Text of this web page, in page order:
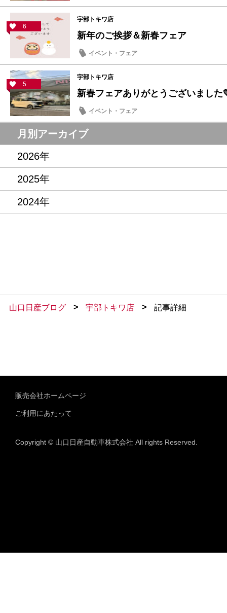
6
宇部トキワ店
新年のご挨拶＆新春フェア
イベント・フェア
5
宇部トキワ店
新春フェアありがとうございました
イベント・フェア
月別アーカイブ
2026年
2025年
2024年
山口日産ブログ > 宇部トキワ店 > 記事詳細
販売会社ホームページ
ご利用にあたって
Copyright © 山口日産自動車株式会社 All rights Reserved.